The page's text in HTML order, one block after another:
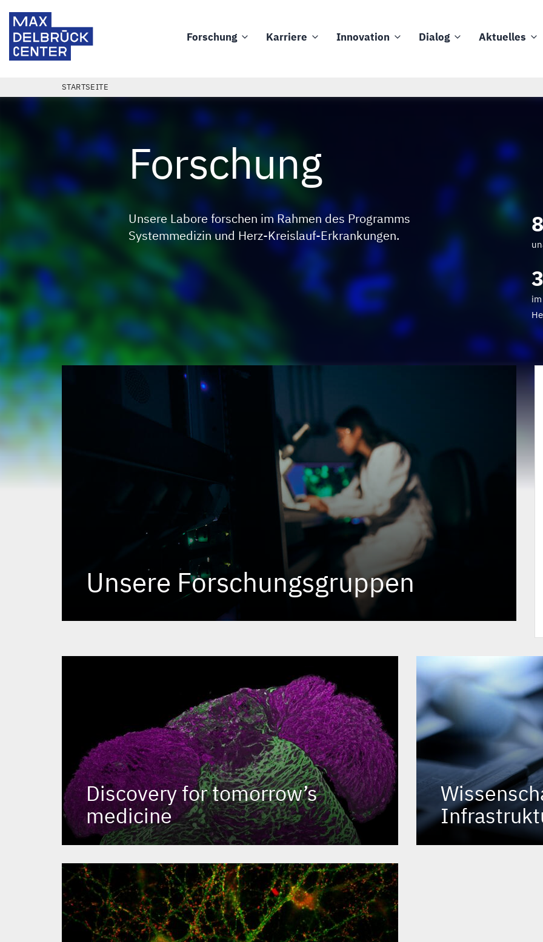
zum
Inhalt
Forschung Karriere Innovation Dialog Aktuelles
PFADNAVIGATION
STARTSEITE
Forschung
Unsere Labore forschen im Rahmen des Programms
Systemmedizin und Herz-Kreislauf-Erkrankungen.
Unsere Forschungsgruppen
Discovery for tomorrow’s
medicine